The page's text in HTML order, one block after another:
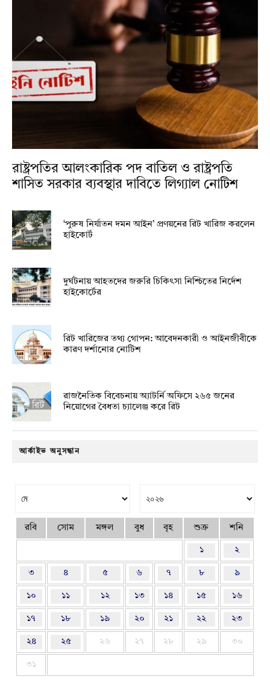
রাষ্ট্রপতির আলংকারিক পদ বাতিল ও রাষ্ট্রপতি
শাসিত সরকার ব্যবস্থার দাবিতে লিগ্যাল নোটিশ
‘পুরুষ নির্যাতন দমন আইন’ প্রণয়নের রিট খারিজ করলেন
হাইকোর্ট
দুর্ঘটনায় আহতদের জরুরি চিকিৎসা নিশ্চিতের নির্দেশ
হাইকোর্টের
রিট খারিজের তথ্য গোপন: আবেদনকারী ও আইনজীবীকে
কারণ দর্শানোর নোটিশ
রাজনৈতিক বিবেচনায় অ‍্যাটর্নি অফিসে ২৬৫ জনের
নিয়োগের বৈধতা চ্যালেঞ্জ করে রিট
আর্কাইভ অনুসন্ধান
রবি সোম মঙ্গল বুধ বৃহ শুক্র শনি
১ ২
৩ ৪ ৫ ৬ ৭ ৮ ৯
১০ ১১ ১২ ১৩ ১৪ ১৫ ১৬
১৭ ১৮ ১৯ ২০ ২১ ২২ ২৩
২৪ ২৫ ২৬ ২৭ ২৮ ২৯ ৩০
৩১